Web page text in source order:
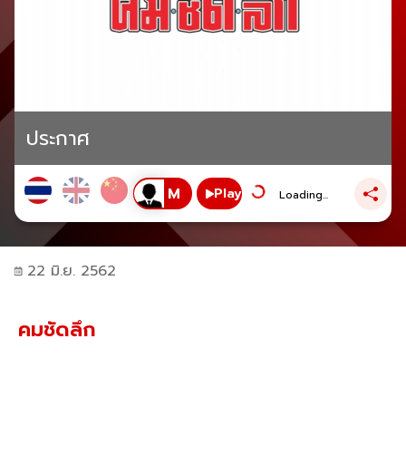
ประกาศ
Play Loading...
22 มิ.ย. 2562
คมชัดลึก